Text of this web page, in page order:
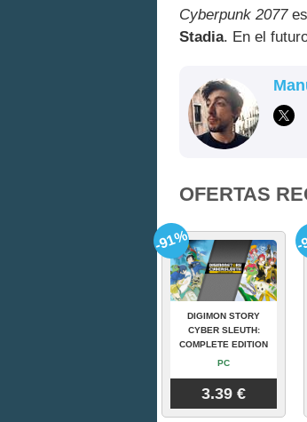
Cyberpunk 2077
Stadia. En el
OFERTAS
DIGIMON STORY
CYBER SLEUTH:
COMPLETE EDITION
PC
3.39 €
-91% -